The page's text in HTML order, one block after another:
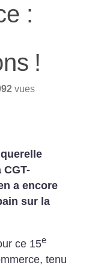
:
!
vues
a encore
sur la
ce 15e
tenu